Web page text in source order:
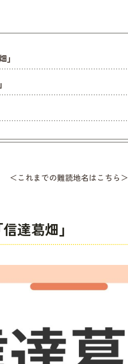
」
＜これまでの難読地名はこちら＞
達葛畑」